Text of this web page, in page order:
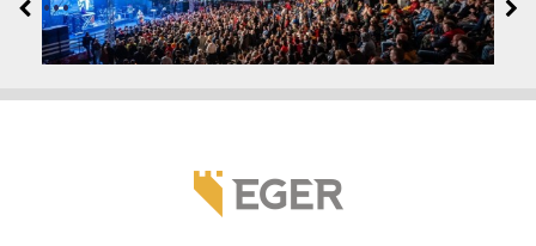
2026. június 19. - 2026. augusztus 28.
Márai Központ, Eger 3300, Szépasszony-völgy 35.